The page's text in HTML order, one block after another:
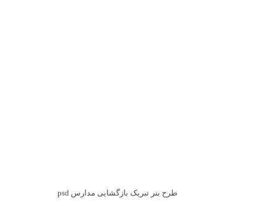
طرح بنر تبریک بازگشایی مدارس psd